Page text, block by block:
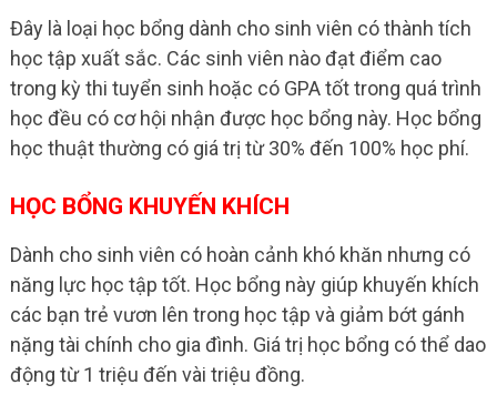
Đây là loại học bổng dành cho sinh viên có thành tích
học tập xuất sắc. Các sinh viên nào đạt điểm cao
trong kỳ thi tuyển sinh hoặc có GPA tốt trong quá trình
học đều có cơ hội nhận được học bổng này. Học bổng
học thuật thường có giá trị từ 30% đến 100% học phí.
HỌC BỔNG KHUYẾN KHÍCH
Dành cho sinh viên có hoàn cảnh khó khăn nhưng có
năng lực học tập tốt. Học bổng này giúp khuyến khích
các bạn trẻ vươn lên trong học tập và giảm bớt gánh
nặng tài chính cho gia đình. Giá trị học bổng có thể dao
động từ 1 triệu đến vài triệu đồng.